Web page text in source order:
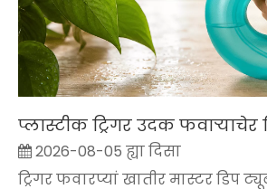
2026-08-05 ह्या दिसा
ट्रिगर फवारप्यां खातीर मास्टर डिप